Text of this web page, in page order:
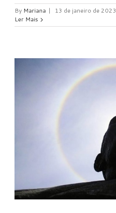
By Mariana | 13 de janeiro de 2023
Ler Mais